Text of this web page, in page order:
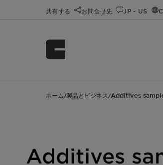
共有する お問合せ先 JP - US
ホーム /製品とビジネス /Additives
Additives